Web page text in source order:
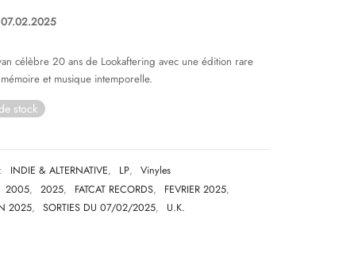
07.02.2025
célèbre 20 ans de Lookaftering avec une édition rare
et musique intemporelle.
stock
INDIE & ALTERNATIVE, LP,
Vinyles
2005, 2025, FATCAT RECORDS, FEVRIER 2025,
2025, SORTIES DU 07/02/2025, U.K.